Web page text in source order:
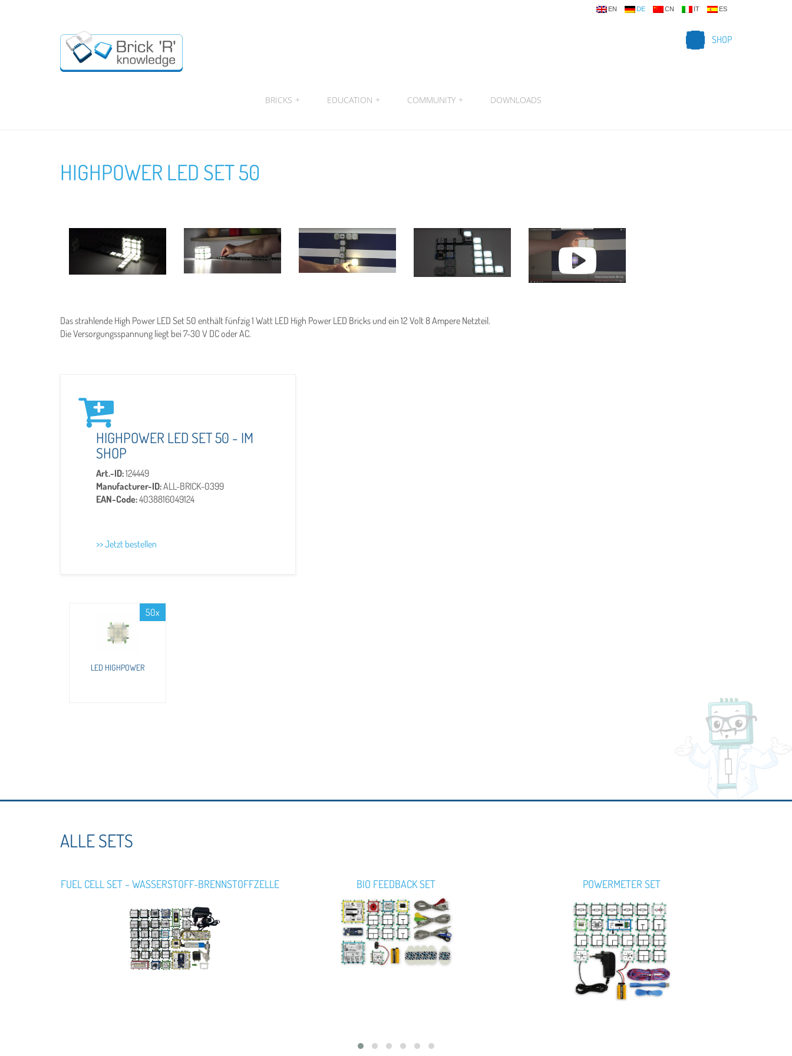
EN DE CN IT ES
SHOP
BRICKS + EDUCATION + COMMUNITY + DOWNLOADS
HIGHPOWER LED SET 50
Das strahlende High Power LED Set 50 enthält fünfzig 1 Watt LED High Power LED Bricks und ein 12 Volt 8 Ampere Netzteil.
Die Versorgungsspannung liegt bei 7-30 V DC oder AC.
HIGHPOWER LED SET 50 - IM
SHOP
Art.-ID:124449
Manufacturer-ID:ALL-BRICK-0399
EAN-Code:4038816049124
>> Jetzt bestellen
50x
LED HIGHPOWER
ALLE SETS
FUEL CELL SET – WASSERSTOFF-BRENNSTOFFZELLE BIO FEEDBACK SET POWERMETER SET